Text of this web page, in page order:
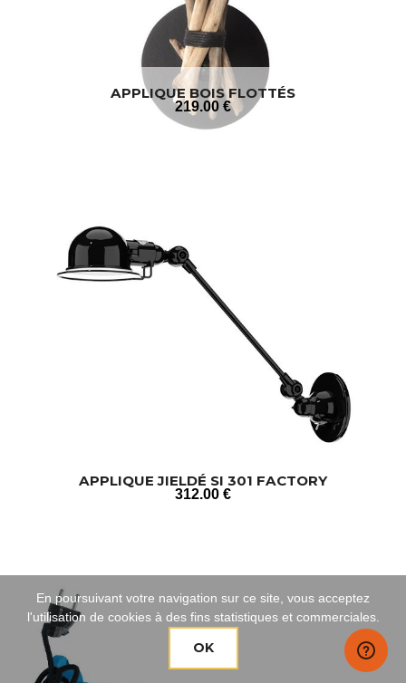
APPLIQUE BOIS FLOTTÉS
219.00 €
APPLIQUE JIELDÉ SI 301 FACTORY
312.00 €
En poursuivant votre navigation sur ce site, vous acceptez
l'utilisation de cookies à des fins statistiques et commerciales.
OK